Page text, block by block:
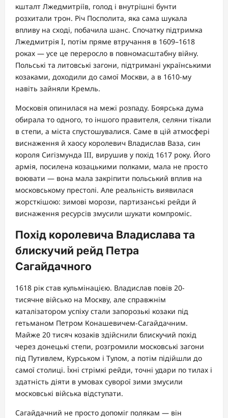
кшталт Лжедмитріїв, голод і внутрішні бунти
розхитали трон. Річ Посполита, яка сама шукала
впливу на сході, побачила шанс. Спочатку підтримка
Лжедмитрія I, потім пряме втручання в 1609–1618
роках — усе це переросло в повномасштабну війну.
Польські та литовські загони, підтримані українськими
козаками, доходили до самої Москви, а в 1610-му
навіть зайняли Кремль.
Московія опинилася на межі розпаду. Боярська дума
обирала то одного, то іншого правителя, селяни тікали
в степи, а міста спустошувалися. Саме в цій атмосфері
виснаження й хаосу королевич Владислав Ваза, син
короля Сигізмунда III, вирушив у похід 1617 року. Його
армія, посилена козацькими полками, мала не просто
воювати — вона мала закріпити польський вплив на
московському престолі. Але реальність виявилася
жорсткішою: зимові морози, партизанські рейди й
виснаження ресурсів змусили шукати компроміс.
Похід королевича Владислава та
блискучий рейд Петра
Сагайдачного
1618 рік став кульмінацією. Владислав повів 20-
тисячне військо на Москву, але справжнім
каталізатором успіху стали запорозькі козаки під
гетьманом Петром Конашевичем-Сагайдачним.
Майже 20 тисяч козаків здійснили блискучий похід
через донецькі степи, розгромили московські загони
під Путивлем, Курськом і Тулом, а потім підійшли до
самої столиці. Їхні стрімкі рейди, точні удари по тилах і
здатність діяти в умовах суворої зими змусили
московські війська відступати.
Сагайдачний не просто допоміг полякам — він